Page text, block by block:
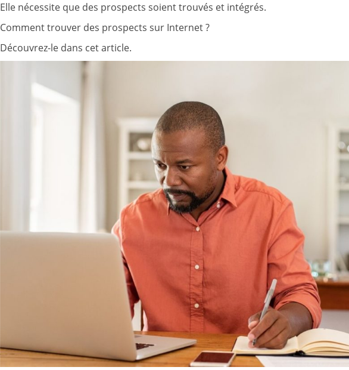
Elle nécessite que des prospects soient trouvés et intégrés.
Comment trouver des prospects sur Internet ?
Découvrez-le dans cet article.